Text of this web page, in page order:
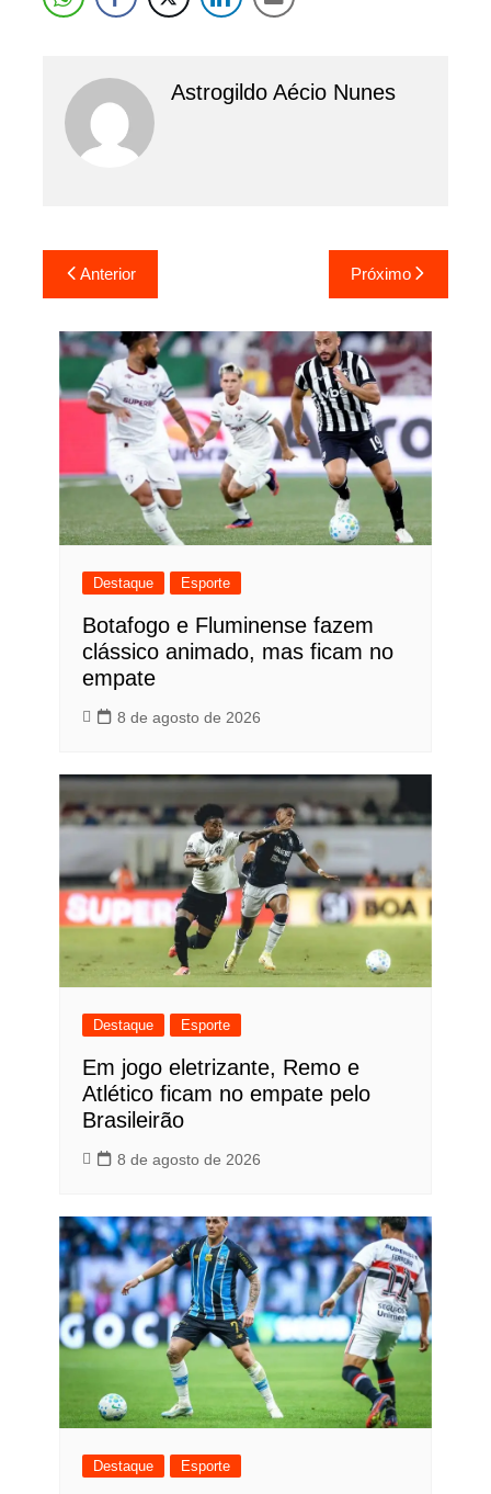
Astrogildo Aécio Nunes
Navegação
de
Post
Anterior Próximo
Destaque Esporte
Botafogo e Fluminense fazem
clássico animado, mas ficam no
empate
8 de agosto de 2026
Destaque Esporte
Em jogo eletrizante, Remo e
Atlético ficam no empate pelo
Brasileirão
8 de agosto de 2026
Destaque Esporte